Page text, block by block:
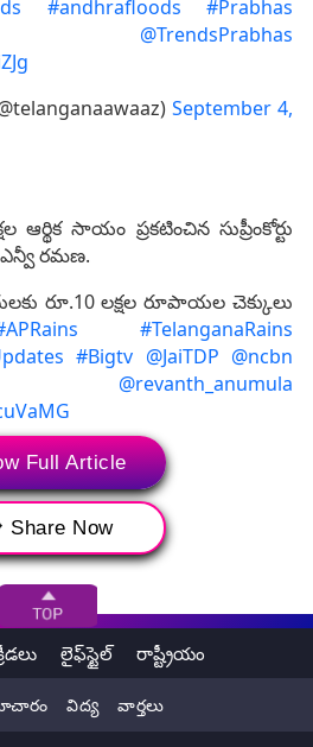
#andhrafloods
#Prabhas‌
@TrendsPrabhas
September 4,
ఆర్థిక సాయం ప్రకటించిన సుప్రీంకోర్టు
రమణ.
రూ.10 లక్షల రూపాయల చెక్కులు
#TelanganaRains
#Bigtv @JaiTDP @ncbn
@revanth_anumula
(@bigtvtelugu)
Full Article
Share Now
లైఫ్‌స్టైల్ రాష్ట్రీయం
విద్య వార్తలు